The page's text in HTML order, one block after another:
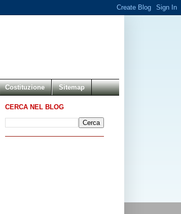
Costituzione Sitemap
CERCA NEL BLOG